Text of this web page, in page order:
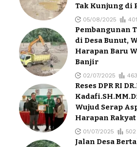
Tak Kunjung di
05/08/2025
Pembangunan
di Desa Bunut,
Harapan Baru
Banjir
02/07/2025
Reses DPR RI
Wujud Serap
Harapan
01/07/2025 502
Jalan Desa